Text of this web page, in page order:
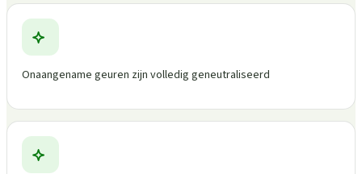
Onaangename geuren zijn volledig geneutraliseerd